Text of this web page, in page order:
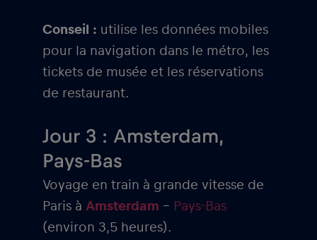
Conseil : utilise les données mobiles
pour la navigation dans le métro, les
tickets de musée et les réservations
de restaurant.
Jour 3 : Amsterdam,
Pays-Bas
Voyage en train à grande vitesse de
Paris à Amsterdam – Pays-Bas
(environ 3,5 heures).